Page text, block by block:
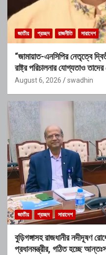
জাতীয় প্রচ্ছদ রাজনীতি সারাদেশ
“জামায়াত-এনসিপির নেতৃত্বে
রাষ্ট্র পরিচালনার যোগ্যতাও
August 6, 2026 swadhin
জাতীয় প্রচ্ছদ সারাদেশ
বুড়িগঙ্গাসহ রাজধানীর নদীদূষণ
প্রধানমন্ত্রীর, গঠিত হচ্ছে